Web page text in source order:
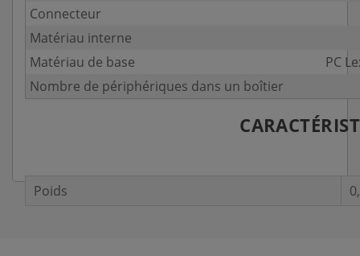
Connecteur
Matériau interne
Matériau de base
PC
Nombre de périphériques dans un boîtier
Poids